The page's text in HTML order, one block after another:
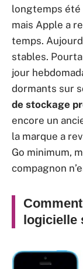
longtemps été
mais Apple a
temps.
stables.
jour
dormants sur
de stockage
encore un
la marque a
Go minimum,
compagnon
logicielle